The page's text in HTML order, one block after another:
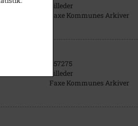
Billeder
Faxe Kommunes Arkiver
B57275
Billeder
Faxe Kommunes Arkiver